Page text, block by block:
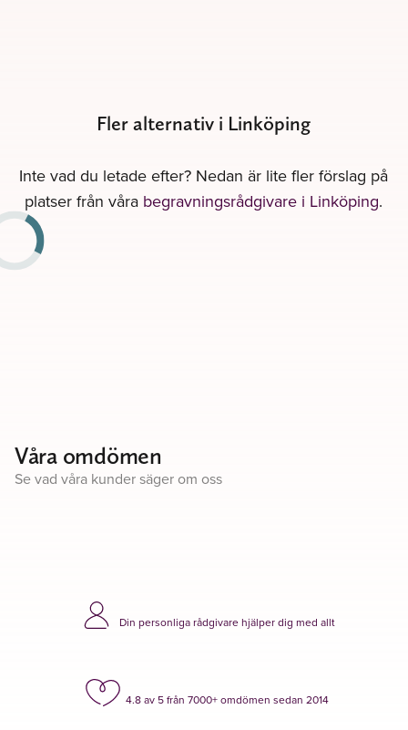
Fler alternativ i Linköping
Inte vad du letade efter? Nedan är lite fler förslag på
platser från våra begravningsrådgivare i Linköping.
Våra omdömen
Se vad våra kunder säger om oss
Din personliga rådgivare hjälper dig med allt
4.8 av 5 från 7000+ omdömen sedan 2014